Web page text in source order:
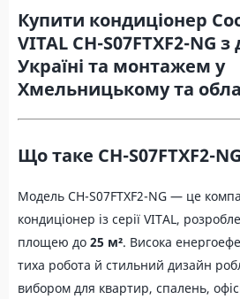
Купити кондиціонер
VITAL CH-S07FTXF2-NG
Україні та монтажем у
Хмельницькому та
Що таке CH-S07FTXF2-NG
Модель CH-S07FTXF2-NG — це
кондиціонер із серії VITAL,
площею до 25 м². Висока
тиха робота й стильний дизайн
вибором для квартир, спалень,